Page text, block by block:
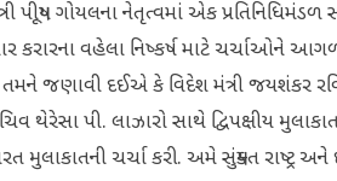
પીયૂષ ગોયલના નેતૃત્વમાં એક પ્રતિનિધિમંડળ
કરારના વહેલા નિષ્કર્ષ માટે ચર્ચાઓને
જણાવી દઈએ કે વિદેશ મંત્રી જયશંકર
થેરેસા પી. લાઝારો સાથે દ્વિપક્ષીય
મુલાકાતની ચર્ચા કરી. અમે સંયુક્ત રાષ્ટ્ર